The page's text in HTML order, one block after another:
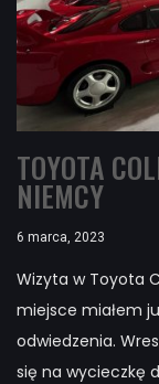
TOYOTA
NIEMCY
6 marca, 2023
Wizyta w Toyota
miejsce miałem
odwiedzenia.
się na wycieczkę